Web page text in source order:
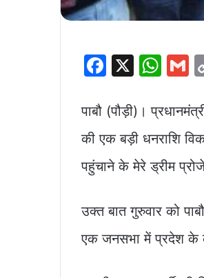
F
c
e
b
o
k
X
W
at
s
A
p
p
l
पाबौ (पौड़ी)।
की एक बड़ी धनराशि
पहुंचाने के मेरे ड्रीम
उक्त बात गुरुवार को
एक जनसभा में प्रदेश के